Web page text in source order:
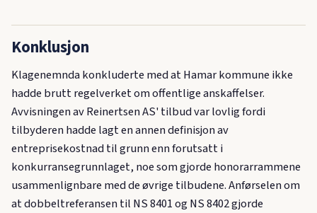
Konklusjon
Klagenemnda konkluderte med at Hamar kommune ikke
hadde brutt regelverket om offentlige anskaffelser.
Avvisningen av Reinertsen AS' tilbud var lovlig fordi
tilbyderen hadde lagt en annen definisjon av
entreprisekostnad til grunn enn forutsatt i
konkurransegrunnlaget, noe som gjorde honorarrammene
usammenlignbare med de øvrige tilbudene. Anførselen om
at dobbeltreferansen til NS 8401 og NS 8402 gjorde